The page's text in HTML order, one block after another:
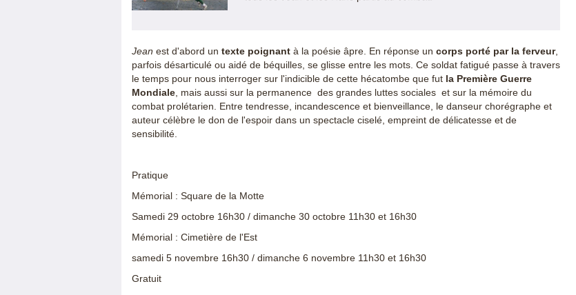
Jean est d'abord un texte poignant à la poésie âpre. En réponse un corps porté par la ferveur,
parfois désarticulé ou aidé de béquilles, se glisse entre les mots. Ce soldat fatigué passe à travers
le temps pour nous interroger sur l'indicible de cette hécatombe que fut la Première Guerre
Mondiale , mais aussi sur la permanence des grandes luttes sociales et sur la mémoire du
combat prolétarien. Entre tendresse, incandescence et bienveillance, le danseur chorégraphe et
auteur célèbre le don de l'espoir dans un spectacle ciselé, empreint de délicatesse et de
sensibilité.
Pratique
Mémorial : Square de la Motte
Samedi 29 octobre 16h30 / dimanche 30 octobre 11h30 et 16h30
Mémorial : Cimetière de l'Est
samedi 5 novembre 16h30 / dimanche 6 novembre 11h30 et 16h30
Gratuit